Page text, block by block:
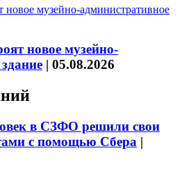
новое музейно-
| 05.08.2026
в СЗФО решили свои
с помощью Сбера |